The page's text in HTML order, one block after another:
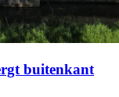
buitenkant